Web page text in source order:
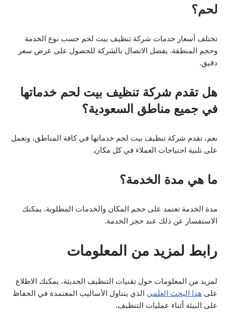
لحم؟
تختلف أسعار خدمات شركة تنظيف بيت لحم حسب نوع الخدمة
وحجم المنطقة. يفضل الاتصال بالشركة للحصول على عرض سعر
دقيق.
هل تقدم شركة تنظيف بيت لحم خدماتها
في جميع مناطق السعودية؟
نعم، تقدم شركة تنظيف بيت لحم خدماتها في كافة المناطق، وتعمل
على تلبية احتياجات العملاء في كل مكان.
ما هي مدة الخدمة؟
مدة الخدمة تعتمد على حجم المكان والخدمات المطلوبة. يمكنك
الاستفسار عن ذلك عند حجز الخدمة.
رابط لمزيد من المعلومات
لمزيد من المعلومات حول تقنيات التنظيف الحديثة، يمكنك الاطلاع
على هذا البحث العلمي الذي يتناول الأساليب المعتمدة في الحفاظ
على البيئة أثناء عمليات التنظيف.